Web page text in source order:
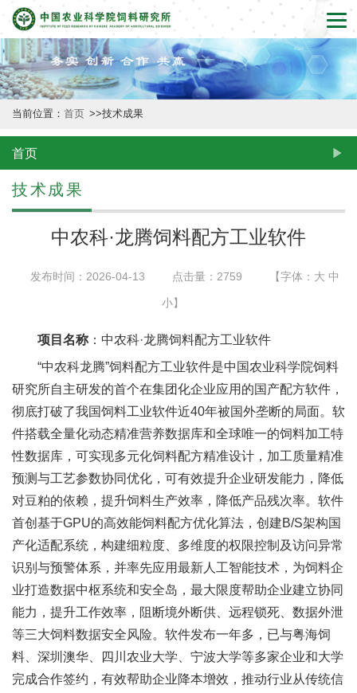
首
页
本
所
概
况
新
团
队
技
台
成
果
转
当前位置： 首页 >>技术成果
首页
技术成果
中农科·龙腾饲料配方工业软件
发布时间：2026-04-13 点击量： 2759 【字体： 大 中
小】
项目名称 ：中农科·龙腾饲料配方工业软件
“中农科龙腾”饲料配方工业软件是中国农业科学院饲料
研究所自主研发的首个在集团化企业应用的国产配方软件，
彻底打破了我国饲料工业软件近40年被国外垄断的局面。软
件搭载全量化动态精准营养数据库和全球唯一的饲料加工特
性数据库，可实现多元化饲料配方精准设计，加工质量精准
预测与工艺参数协同优化，可有效提升企业研发能力，降低
对豆粕的依赖，提升饲料生产效率，降低产品残次率。软件
首创基于GPU的高效能饲料配方优化算法，创建B/S架构国
产化适配系统，构建细粒度、多维度的权限控制及访问异常
识别与预警体系，并率先应用最新人工智能技术，为饲料企
业打造数据中枢系统和安全岛，最大限度帮助企业建立协同
能力，提升工作效率，阻断境外断供、远程锁死、数据外泄
等三大饲料数据安全风险。软件发布一年多，已与粤海饲
料、深圳澳华、四川农业大学、宁波大学等多家企业和大学
完成合作签约，有效帮助企业降本增效，推动行业从传统信